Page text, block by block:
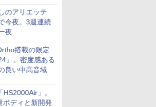
のアリエッテ
今夜。3週連続
夜
搭載の限定
」。密度感ある
良い中高音域
」。
ボディと新開発